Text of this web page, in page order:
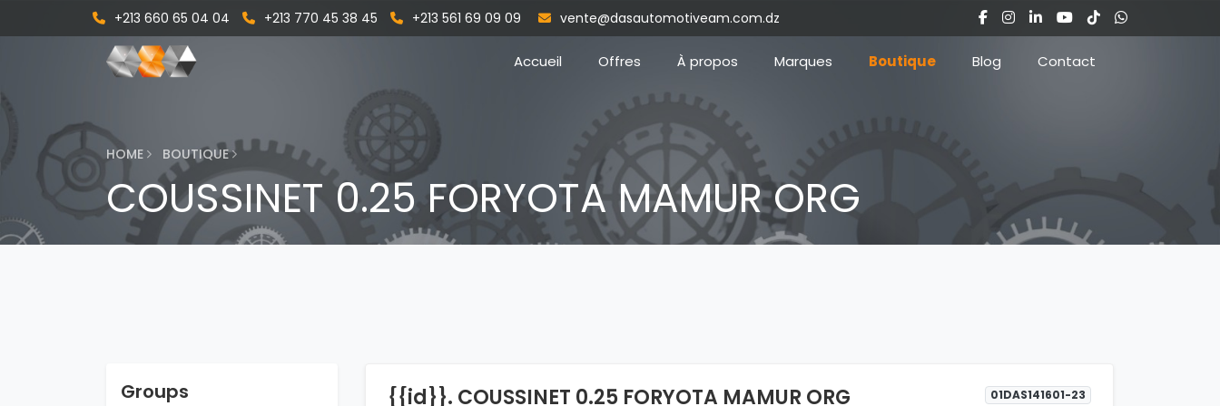
+213 660 65 04 04 +213 770 45 38 45 +213 561 69 09 09 vente@dasautomotiveam.com.dz
Accueil Offres À propos Marques Boutique Blog Contact
HOME BOUTIQUE
COUSSINET 0.25 FORYOTA MAMUR ORG
Groups {{id}}. COUSSINET 0.25 FORYOTA MAMUR ORG 01DAS141601-23